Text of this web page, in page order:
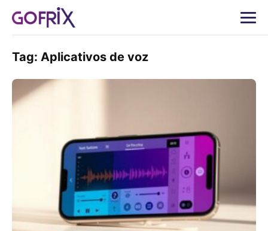
Tag: Aplicativos de voz